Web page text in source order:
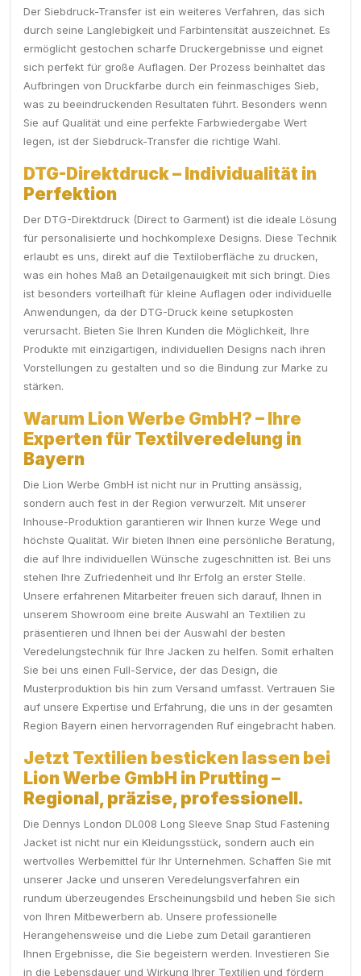
Der Siebdruck-Transfer ist ein weiteres Verfahren, das sich
durch seine Langlebigkeit und Farbintensität auszeichnet. Es
ermöglicht gestochen scharfe Druckergebnisse und eignet
sich perfekt für große Auflagen. Der Prozess beinhaltet das
Aufbringen von Druckfarbe durch ein feinmaschiges Sieb,
was zu beeindruckenden Resultaten führt. Besonders wenn
Sie auf Qualität und eine perfekte Farbwiedergabe Wert
legen, ist der Siebdruck-Transfer die richtige Wahl.
DTG-Direktdruck – Individualität in
Perfektion
Der DTG-Direktdruck (Direct to Garment) ist die ideale Lösung
für personalisierte und hochkomplexe Designs. Diese Technik
erlaubt es uns, direkt auf die Textiloberfläche zu drucken,
was ein hohes Maß an Detailgenauigkeit mit sich bringt. Dies
ist besonders vorteilhaft für kleine Auflagen oder individuelle
Anwendungen, da der DTG-Druck keine setupkosten
verursacht. Bieten Sie Ihren Kunden die Möglichkeit, Ihre
Produkte mit einzigartigen, individuellen Designs nach ihren
Vorstellungen zu gestalten und so die Bindung zur Marke zu
stärken.
Warum Lion Werbe GmbH? – Ihre
Experten für Textilveredelung in
Bayern
Die Lion Werbe GmbH ist nicht nur in Prutting ansässig,
sondern auch fest in der Region verwurzelt. Mit unserer
Inhouse-Produktion garantieren wir Ihnen kurze Wege und
höchste Qualität. Wir bieten Ihnen eine persönliche Beratung,
die auf Ihre individuellen Wünsche zugeschnitten ist. Bei uns
stehen Ihre Zufriedenheit und Ihr Erfolg an erster Stelle.
Unsere erfahrenen Mitarbeiter freuen sich darauf, Ihnen in
unserem Showroom eine breite Auswahl an Textilien zu
präsentieren und Ihnen bei der Auswahl der besten
Veredelungstechnik für Ihre Jacken zu helfen. Somit erhalten
Sie bei uns einen Full-Service, der das Design, die
Musterproduktion bis hin zum Versand umfasst. Vertrauen Sie
auf unsere Expertise und Erfahrung, die uns in der gesamten
Region Bayern einen hervorragenden Ruf eingebracht haben.
Jetzt Textilien besticken lassen bei
Lion Werbe GmbH in Prutting –
Regional, präzise, professionell.
Die Dennys London DL008 Long Sleeve Snap Stud Fastening
Jacket ist nicht nur ein Kleidungsstück, sondern auch ein
wertvolles Werbemittel für Ihr Unternehmen. Schaffen Sie mit
unserer Jacke und unseren Veredelungsverfahren ein
rundum überzeugendes Erscheinungsbild und heben Sie sich
von Ihren Mitbewerbern ab. Unsere professionelle
Herangehensweise und die Liebe zum Detail garantieren
Ihnen Ergebnisse, die Sie begeistern werden. Investieren Sie
in die Lebensdauer und Wirkung Ihrer Textilien und fördern